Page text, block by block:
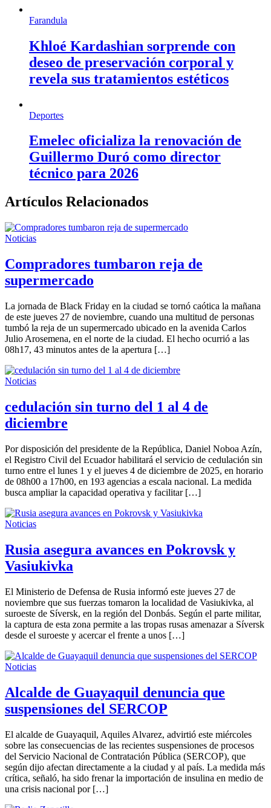
Farandula
Khloé Kardashian sorprende con
deseo de preservación corporal y
revela sus tratamientos estéticos
Deportes
Emelec oficializa la renovación de
Guillermo Duró como director
técnico para 2026
Artículos Relacionados
Noticias
Compradores tumbaron reja de
supermercado
La jornada de Black Friday en la ciudad se tornó caótica la mañana
de este jueves 27 de noviembre, cuando una multitud de personas
tumbó la reja de un supermercado ubicado en la avenida Carlos
Julio Arosemena, en el norte de la ciudad. El hecho ocurrió a las
08h17, 43 minutos antes de la apertura […]
Noticias
cedulación sin turno del 1 al 4 de
diciembre
Por disposición del presidente de la República, Daniel Noboa Azín,
el Registro Civil del Ecuador habilitará el servicio de cedulación sin
turno entre el lunes 1 y el jueves 4 de diciembre de 2025, en horario
de 08h00 a 17h00, en 193 agencias a escala nacional. La medida
busca ampliar la capacidad operativa y facilitar […]
Noticias
Rusia asegura avances en Pokrovsk y
Vasiukivka
El Ministerio de Defensa de Rusia informó este jueves 27 de
noviembre que sus fuerzas tomaron la localidad de Vasiukivka, al
suroeste de Síversk, en la región del Donbás. Según el parte militar,
la captura de esta zona permite a las tropas rusas amenazar a Síversk
desde el suroeste y acercar el frente a unos […]
Noticias
Alcalde de Guayaquil denuncia que
suspensiones del SERCOP
El alcalde de Guayaquil, Aquiles Alvarez, advirtió este miércoles
sobre las consecuencias de las recientes suspensiones de procesos
del Servicio Nacional de Contratación Pública (SERCOP), que
según dijo afectan directamente a la ciudad y al país. La medida más
crítica, señaló, ha sido frenar la importación de insulina en medio de
una crisis nacional por […]